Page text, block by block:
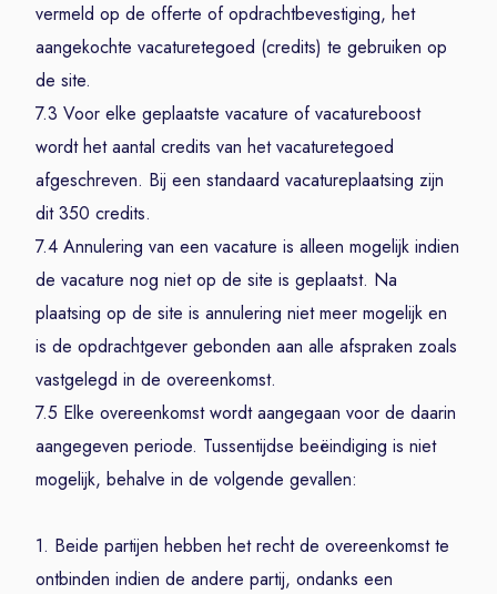
vermeld op de offerte of opdrachtbevestiging, het
aangekochte vacaturetegoed (credits) te gebruiken op
de site.
7.3 Voor elke geplaatste vacature of vacatureboost
wordt het aantal credits van het vacaturetegoed
afgeschreven. Bij een standaard vacatureplaatsing zijn
dit 350 credits.
7.4 Annulering van een vacature is alleen mogelijk indien
de vacature nog niet op de site is geplaatst. Na
plaatsing op de site is annulering niet meer mogelijk en
is de opdrachtgever gebonden aan alle afspraken zoals
vastgelegd in de overeenkomst.
7.5 Elke overeenkomst wordt aangegaan voor de daarin
aangegeven periode. Tussentijdse beëindiging is niet
mogelijk, behalve in de volgende gevallen:
1. Beide partijen hebben het recht de overeenkomst te
ontbinden indien de andere partij, ondanks een